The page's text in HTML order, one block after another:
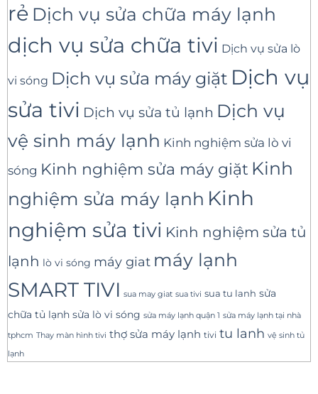
rẻ Dịch vụ sửa chữa máy lạnh
dịch vụ sửa chữa tivi Dịch vụ sửa lò
vi sóng Dịch vụ sửa máy giặt Dịch vụ
sửa tivi Dịch vụ sửa tủ lạnh Dịch vụ
vệ sinh máy lạnh Kinh nghiệm sửa lò vi
sóng Kinh nghiệm sửa máy giặt Kinh
nghiệm sửa máy lạnh Kinh
nghiệm sửa tivi Kinh nghiệm sửa tủ
lạnh lò vi sóng máy giat máy lạnh
SMART TIVI sua may giat sua tivi sua tu lanh sửa
chữa tủ lạnh sửa lò vi sóng sửa máy lạnh quận 1 sửa máy lạnh tại nhà
tphcm Thay màn hình tivi thợ sửa máy lạnh tivi tu lanh vệ sinh tủ
lạnh